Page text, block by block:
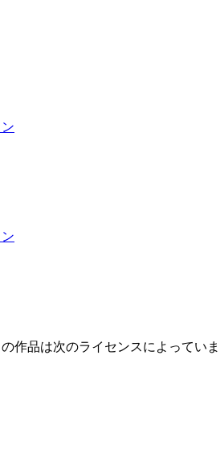
作品は次のライセンスによってい